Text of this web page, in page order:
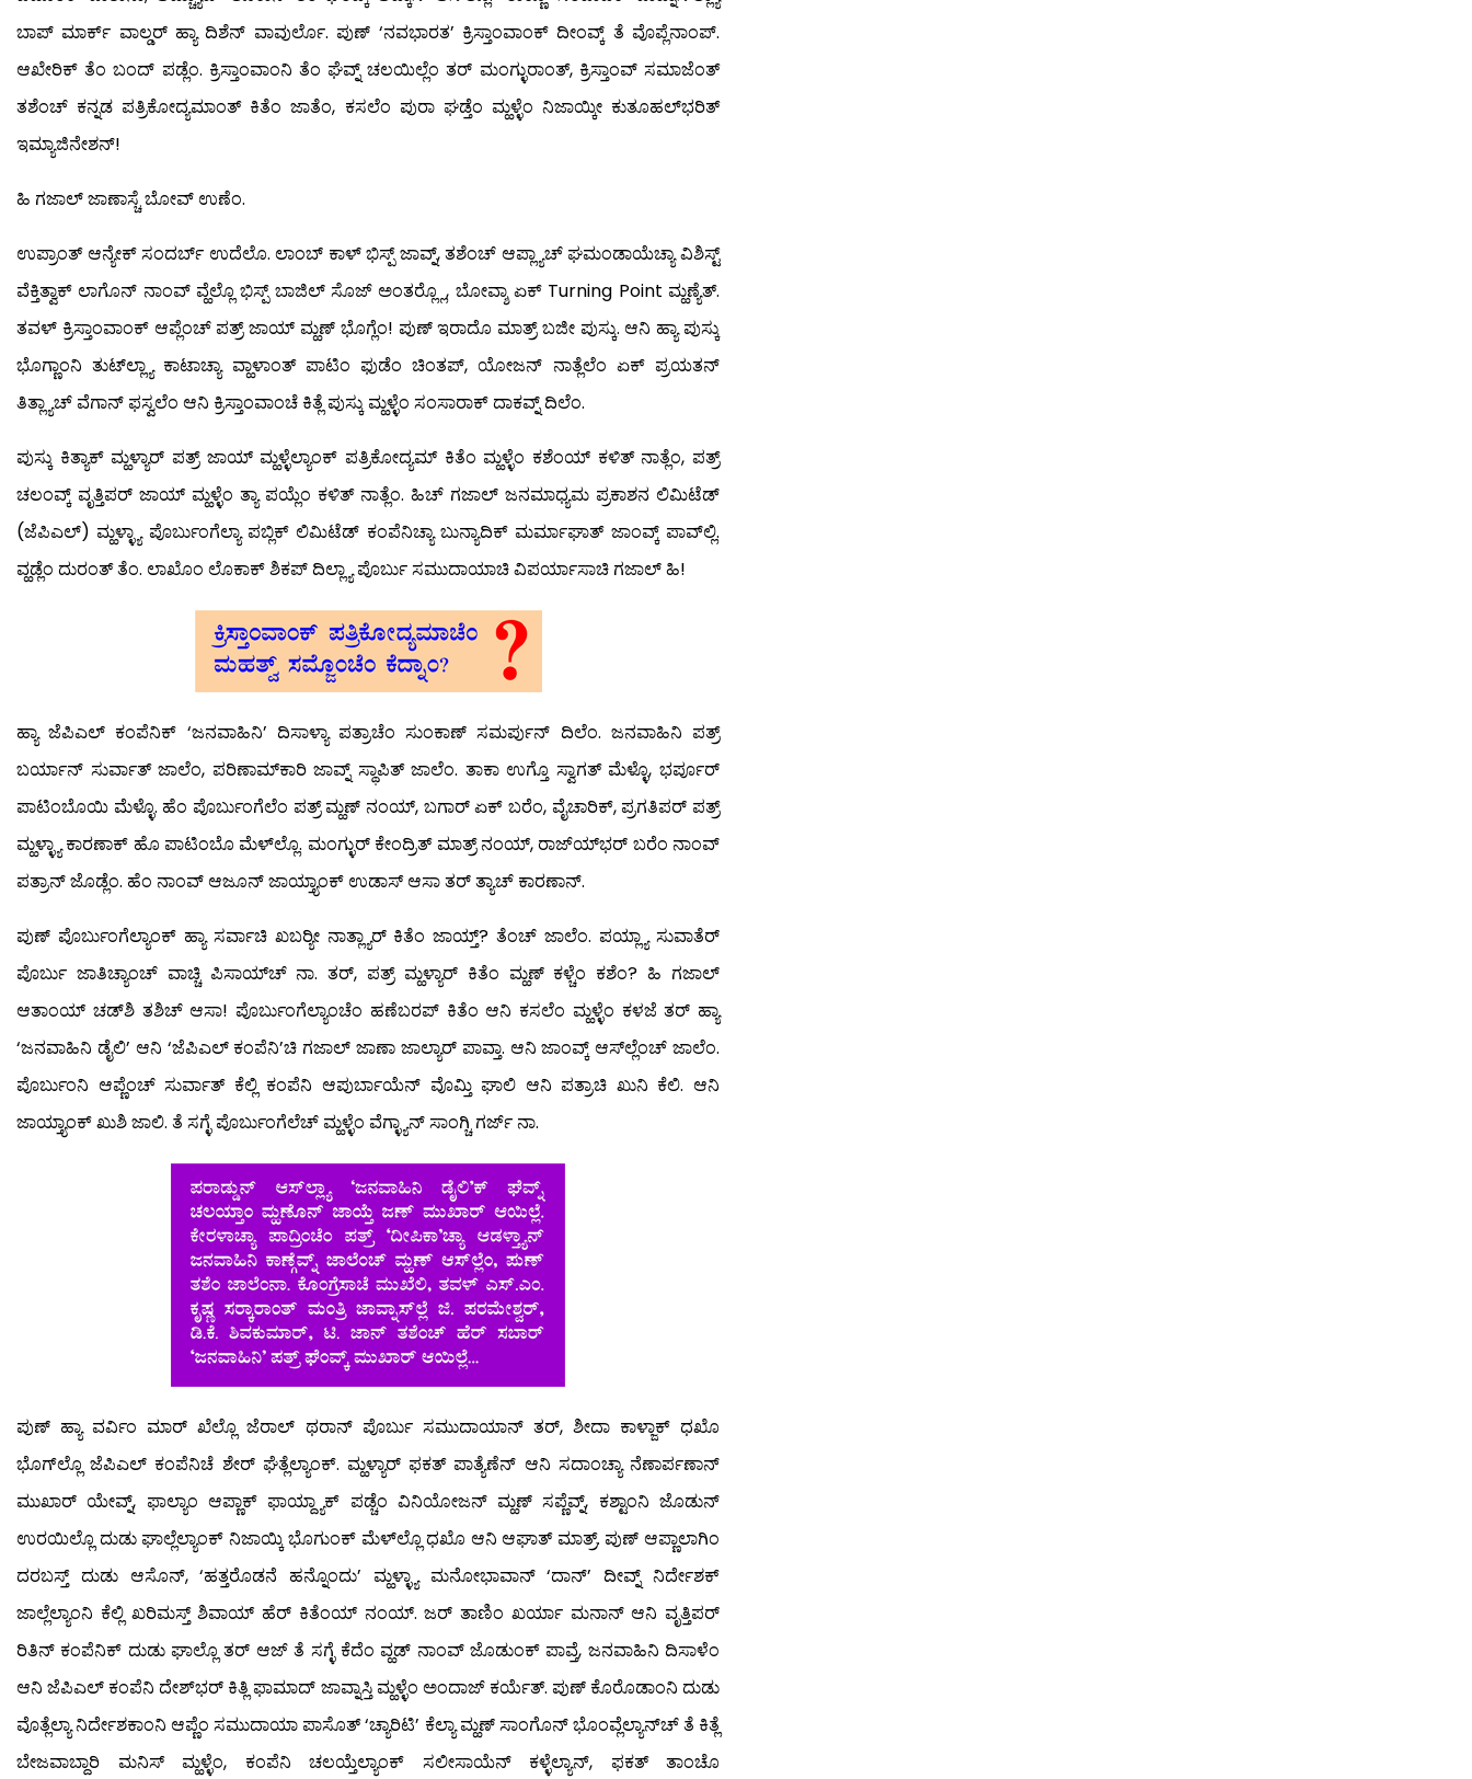
ಬಾಪ್ ಮಾರ್ಕ್ ವಾಲ್ಡರ್ ಹ್ಯಾ ದಿಶೆನ್ ವಾವುರ್ಲೊ. ಪುಣ್ ‘ನವಭಾರತ’ ಕ್ರಿಸ್ತಾಂವಾಂಕ್ ದೀಂವ್ಕ್ ತೆ ವೊಪ್ಲೆನಾಂಪ್.
ಆಖೇರಿಕ್ ತೆಂ ಬಂದ್ ಪಡ್ಲೆಂ. ಕ್ರಿಸ್ತಾಂವಾಂನಿ ತೆಂ ಘೆವ್ನ್ ಚಲಯಿಲ್ಲೆಂ ತರ್ ಮಂಗ್ಳುರಾಂತ್, ಕ್ರಿಸ್ತಾಂವ್ ಸಮಾಜೆಂತ್
ತಶೆಂಚ್ ಕನ್ನಡ ಪತ್ರಿಕೋದ್ಯಮಾಂತ್ ಕಿತೆಂ ಜಾತೆಂ, ಕಸಲೆಂ ಪುರಾ ಘಡ್ತೆಂ ಮ್ಹಳ್ಳೆಂ ನಿಜಾಯ್ಕೀ ಕುತೂಹಲ್‍ಭರಿತ್
ಇಮ್ಯಾಜಿನೇಶನ್!
ಹಿ ಗಜಾಲ್ ಜಾಣಾಸ್ಚೆ ಬೋವ್ ಉಣೆಂ.
ಉಪ್ರಾಂತ್ ಆನ್ಯೇಕ್ ಸಂದರ್ಬ್ ಉದೆಲೊ. ಲಾಂಬ್ ಕಾಳ್ ಭಿಸ್ಪ್ ಜಾವ್ನ್, ತಶೆಂಚ್ ಆಪ್ಲ್ಯಾಚ್ ಘಮಂಡಾಯೆಚ್ಯಾ ವಿಶಿಸ್ಟ್
ವೆಕ್ತಿತ್ವಾಕ್ ಲಾಗೊನ್ ನಾಂವ್ ವ್ಹೆಲ್ಲೊ ಭಿಸ್ಪ್ ಬಾಜಿಲ್ ಸೊಜ್ ಅಂತರ್‍ಲ್ಲೊ, ಬೋವ್ಶಾ ಏಕ್ Turning Point ಮ್ಹಣ್ಯೆತ್.
ತವಳ್ ಕ್ರಿಸ್ತಾಂವಾಂಕ್ ಆಪ್ಲೆಂಚ್ ಪತ್ರ್ ಜಾಯ್ ಮ್ಹಣ್ ಭೊಗ್ಲೆಂ! ಪುಣ್ ಇರಾದೊ ಮಾತ್ರ್ ಬಜೀ ಪುಸ್ಕು. ಆನಿ ಹ್ಯಾ ಪುಸ್ಕು
ಭೊಗ್ಣಾಂನಿ ತುಟ್‍ಲ್ಲ್ಯಾ ಕಾಟಾಚ್ಯಾ ವ್ಹಾಳಾಂತ್ ಪಾಟಿಂ ಫುಡೆಂ ಚಿಂತಪ್, ಯೋಜನ್ ನಾತ್ಲೆಲೆಂ ಏಕ್ ಪ್ರಯತನ್
ತಿತ್ಲ್ಯಾಚ್ ವೆಗಾನ್ ಫಸ್ವಲೆಂ ಆನಿ ಕ್ರಿಸ್ತಾಂವಾಂಚೆ ಕಿತ್ಲೆ ಪುಸ್ಕು ಮ್ಹಳ್ಳೆಂ ಸಂಸಾರಾಕ್ ದಾಕವ್ನ್ ದಿಲೆಂ.
ಪುಸ್ಕು ಕಿತ್ಯಾಕ್ ಮ್ಹಳ್ಯಾರ್ ಪತ್ರ್ ಜಾಯ್ ಮ್ಹಳ್ಳೆಲ್ಯಾಂಕ್ ಪತ್ರಿಕೋದ್ಯಮ್ ಕಿತೆಂ ಮ್ಹಳ್ಳೆಂ ಕಶೆಂಯ್ ಕಳಿತ್ ನಾತ್ಲೆಂ, ಪತ್ರ್
ಚಲಂವ್ಕ್ ವೃತ್ತಿಪರ್ ಜಾಯ್ ಮ್ಹಳ್ಳೆಂ ತ್ಯಾ ಪಯ್ಲೆಂ ಕಳಿತ್ ನಾತ್ಲೆಂ. ಹಿಚ್ ಗಜಾಲ್ ಜನಮಾಧ್ಯಮ ಪ್ರಕಾಶನ ಲಿಮಿಟೆಡ್
(ಜೆಪಿಎಲ್) ಮ್ಹಳ್ಳ್ಯಾ ಪೊರ್ಬುಂಗೆಲ್ಯಾ ಪಬ್ಲಿಕ್ ಲಿಮಿಟೆಡ್ ಕಂಪೆನಿಚ್ಯಾ ಬುನ್ಯಾದಿಕ್ ಮರ್ಮಾಘಾತ್ ಜಾಂವ್ಕ್ ಪಾವ್‍ಲ್ಲಿ.
ವ್ಹಡ್ಲೆಂ ದುರಂತ್ ತೆಂ. ಲಾಖೊಂ ಲೊಕಾಕ್ ಶಿಕಪ್ ದಿಲ್ಲ್ಯಾ ಪೊರ್ಬು ಸಮುದಾಯಾಚಿ ವಿಪರ್ಯಾಸಾಚಿ ಗಜಾಲ್ ಹಿ!
ಹ್ಯಾ ಜೆಪಿಎಲ್ ಕಂಪೆನಿಕ್ ‘ಜನವಾಹಿನಿ’ ದಿಸಾಳ್ಯಾ ಪತ್ರಾಚೆಂ ಸುಂಕಾಣ್ ಸಮರ್ಪುನ್ ದಿಲೆಂ. ಜನವಾಹಿನಿ ಪತ್ರ್
ಬರ್ಯಾನ್ ಸುರ್ವಾತ್ ಜಾಲೆಂ, ಪರಿಣಾಮ್‍ಕಾರಿ ಜಾವ್ನ್ ಸ್ಥಾಪಿತ್ ಜಾಲೆಂ. ತಾಕಾ ಉಗ್ತೊ ಸ್ವಾಗತ್ ಮೆಳ್ಳೊ, ಭರ್ಪೂರ್
ಪಾಟಿಂಬೊಯಿ ಮೆಳ್ಳೊ. ಹೆಂ ಪೊರ್ಬುಂಗೆಲೆಂ ಪತ್ರ್ ಮ್ಹಣ್ ನಂಯ್, ಬಗಾರ್ ಏಕ್ ಬರೆಂ, ವೈಚಾರಿಕ್, ಪ್ರಗತಿಪರ್ ಪತ್ರ್
ಮ್ಹಳ್ಳ್ಯಾ ಕಾರಣಾಕ್ ಹೊ ಪಾಟಿಂಬೊ ಮೆಳ್‍ಲ್ಲೊ. ಮಂಗ್ಳುರ್ ಕೇಂದ್ರಿತ್ ಮಾತ್ರ್ ನಂಯ್, ರಾಜ್ಯ್‍ಭರ್ ಬರೆಂ ನಾಂವ್
ಪತ್ರಾನ್ ಜೊಡ್ಲೆಂ. ಹೆಂ ನಾಂವ್ ಆಜೂನ್ ಜಾಯ್ತ್ಯಾಂಕ್ ಉಡಾಸ್ ಆಸಾ ತರ್ ತ್ಯಾಚ್ ಕಾರಣಾನ್.
ಪುಣ್ ಪೊರ್ಬುಂಗೆಲ್ಯಾಂಕ್ ಹ್ಯಾ ಸರ್ವಾಚಿ ಖಬರ್‍ಯೀ ನಾತ್ಲ್ಯಾರ್ ಕಿತೆಂ ಜಾಯ್ತ್? ತೆಂಚ್ ಜಾಲೆಂ. ಪಯ್ಲ್ಯಾ ಸುವಾತೆರ್
ಪೊರ್ಬು ಜಾತಿಚ್ಯಾಂಚ್ ವಾಚ್ಚಿ ಪಿಸಾಯ್‍ಚ್ ನಾ. ತರ್, ಪತ್ರ್ ಮ್ಹಳ್ಯಾರ್ ಕಿತೆಂ ಮ್ಹಣ್ ಕಳ್ಚೆಂ ಕಶೆಂ? ಹಿ ಗಜಾಲ್
ಆತಾಂಯ್ ಚಡ್‍ಶಿ ತಶಿಚ್ ಆಸಾ! ಪೊರ್ಬುಂಗೆಲ್ಯಾಂಚೆಂ ಹಣೆಬರಪ್ ಕಿತೆಂ ಆನಿ ಕಸಲೆಂ ಮ್ಹಳ್ಳೆಂ ಕಳಜೆ ತರ್ ಹ್ಯಾ
‘ಜನವಾಹಿನಿ ಡೈಲಿ’ ಆನಿ ‘ಜೆಪಿಎಲ್ ಕಂಪೆನಿ’ಚಿ ಗಜಾಲ್ ಜಾಣಾ ಜಾಲ್ಯಾರ್ ಪಾವ್ತಾ. ಆನಿ ಜಾಂವ್ಕ್ ಆಸ್‍ಲ್ಲೆಂಚ್ ಜಾಲೆಂ.
ಪೊರ್ಬುಂನಿ ಆಪ್ಣೆಂಚ್ ಸುರ್ವಾತ್ ಕೆಲ್ಲಿ ಕಂಪೆನಿ ಆಪುರ್ಬಾಯೆನ್ ವೊಮ್ತಿ ಘಾಲಿ ಆನಿ ಪತ್ರಾಚಿ ಖುನಿ ಕೆಲಿ. ಆನಿ
ಜಾಯ್ತ್ಯಾಂಕ್ ಖುಶಿ ಜಾಲಿ. ತೆ ಸಗ್ಳೆ ಪೊರ್ಬುಂಗೆಲೆಚ್ ಮ್ಹಳ್ಳೆಂ ವೆಗ್ಳ್ಯಾನ್ ಸಾಂಗ್ಚಿ ಗರ್ಜ್ ನಾ.
ಪುಣ್ ಹ್ಯಾ ವರ್ವಿಂ ಮಾರ್ ಖೆಲ್ಲೊ ಜೆರಾಲ್ ಥರಾನ್ ಪೊರ್ಬು ಸಮುದಾಯಾನ್ ತರ್, ಶೀದಾ ಕಾಳ್ಜಾಕ್ ಧಖೊ
ಭೊಗ್‍ಲ್ಲೊ ಜೆಪಿಎಲ್ ಕಂಪೆನಿಚೆ ಶೇರ್ ಘೆತ್ಲೆಲ್ಯಾಂಕ್. ಮ್ಹಳ್ಯಾರ್ ಫಕತ್ ಪಾತ್ಯೆಣೆನ್ ಆನಿ ಸದಾಂಚ್ಯಾ ನೆಣಾರ್ಪಣಾನ್
ಮುಖಾರ್ ಯೇವ್ನ್, ಫಾಲ್ಯಾಂ ಆಪ್ಣಾಕ್ ಫಾಯ್ದ್ಯಾಕ್ ಪಡ್ಚೆಂ ವಿನಿಯೋಜನ್ ಮ್ಹಣ್ ಸಪ್ಣೆವ್ನ್, ಕಶ್ಟಾಂನಿ ಜೊಡುನ್
ಉರಯಿಲ್ಲೊ ದುಡು ಘಾಲ್ಲೆಲ್ಯಾಂಕ್ ನಿಜಾಯ್ಕಿ ಭೊಗುಂಕ್ ಮೆಳ್‍ಲ್ಲೊ ಧಖೊ ಆನಿ ಆಘಾತ್ ಮಾತ್ರ್. ಪುಣ್ ಆಪ್ಣಾಲಾಗಿಂ
ದರಬಸ್ತ್ ದುಡು ಆಸೊನ್, ‘ಹತ್ತರೊಡನೆ ಹನ್ನೊಂದು’ ಮ್ಹಳ್ಳ್ಯಾ ಮನೋಭಾವಾನ್ ‘ದಾನ್’ ದೀವ್ನ್ ನಿರ್ದೇಶಕ್
ಜಾಲ್ಲೆಲ್ಯಾಂನಿ ಕೆಲ್ಲಿ ಖರಿಮಸ್ತ್ ಶಿವಾಯ್ ಹೆರ್ ಕಿತೆಂಯ್ ನಂಯ್. ಜರ್ ತಾಣಿಂ ಖರ್ಯಾ ಮನಾನ್ ಆನಿ ವೃತ್ತಿಪರ್
ರಿತಿನ್ ಕಂಪೆನಿಕ್ ದುಡು ಘಾಲ್ಲೊ ತರ್ ಆಜ್ ತೆ ಸಗ್ಳೆ ಕೆದೆಂ ವ್ಹಡ್ ನಾಂವ್ ಜೊಡುಂಕ್ ಪಾವ್ತೆ, ಜನವಾಹಿನಿ ದಿಸಾಳೆಂ
ಆನಿ ಜೆಪಿಎಲ್ ಕಂಪೆನಿ ದೇಶ್‍ಭರ್ ಕಿತ್ಲಿ ಫಾಮಾದ್ ಜಾವ್ನಾಸ್ತಿ ಮ್ಹಳ್ಳೆಂ ಅಂದಾಜ್ ಕರ್ಯೆತ್. ಪುಣ್ ಕೊರೊಡಾಂನಿ ದುಡು
ವೊತ್ಲೆಲ್ಯಾ ನಿರ್ದೇಶಕಾಂನಿ ಆಪ್ಣೆಂ ಸಮುದಾಯಾ ಪಾಸೊತ್ ‘ಚ್ಯಾರಿಟಿ’ ಕೆಲ್ಯಾ ಮ್ಹಣ್ ಸಾಂಗೊನ್ ಭೊಂವ್ಲೆಲ್ಯಾನ್‍ಚ್ ತೆ ಕಿತ್ಲೆ
ಬೇಜವಾಬ್ದಾರಿ ಮನಿಸ್ ಮ್ಹಳ್ಳೆಂ, ಕಂಪೆನಿ ಚಲಯ್ತೆಲ್ಯಾಂಕ್ ಸಲೀಸಾಯೆನ್ ಕಳ್ಳೆಲ್ಯಾನ್, ಫಕತ್ ತಾಂಚೊ